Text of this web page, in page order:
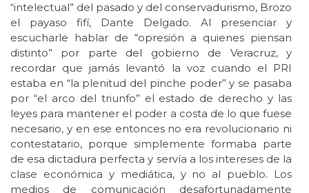
“intelectual” del pasado y del conservadurismo, Brozo
el payaso fifí, Dante Delgado. Al presenciar y
escucharle hablar de “opresión a quienes piensan
distinto” por parte del gobierno de Veracruz, y
recordar que jamás levantó la voz cuando el PRI
estaba en “la plenitud del pinche poder” y se pasaba
por “el arco del triunfo” el estado de derecho y las
leyes para mantener el poder a costa de lo que fuese
necesario, y en ese entonces no era revolucionario ni
contestatario, porque simplemente formaba parte
de esa dictadura perfecta y servía a los intereses de la
clase económica y mediática, y no al pueblo. Los
medios de comunicación desafortunadamente